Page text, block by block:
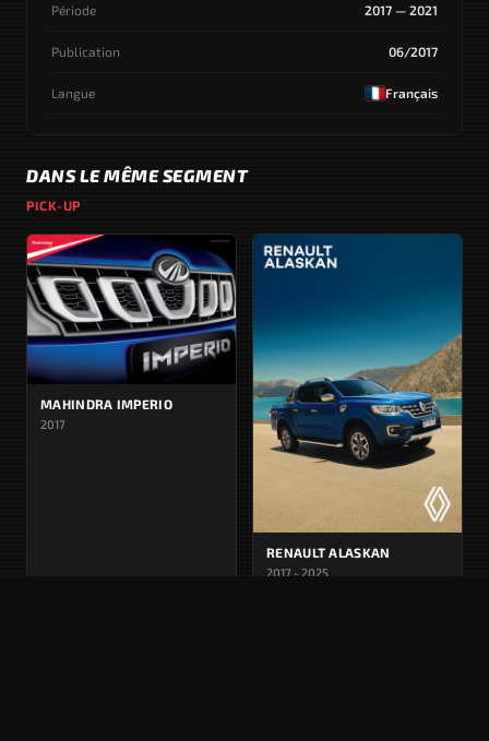
Période 2017 — 2021
Publication 06/2017
Langue Français
DANS LE MÊME SEGMENT
PICK-UP
MAHINDRA IMPERIO
2017
RENAULT ALASKAN
2017 - 2025